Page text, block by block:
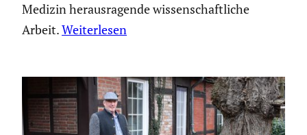
Medizin herausragende wissenschaftliche
Arbeit.Weiterlesen